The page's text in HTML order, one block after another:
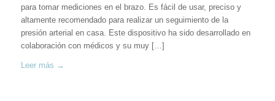
para tomar mediciones en el brazo. Es fácil de usar, preciso y
altamente recomendado para realizar un seguimiento de la
presión arterial en casa. Este dispositivo ha sido desarrollado en
colaboración con médicos y su muy […]
Leer más →